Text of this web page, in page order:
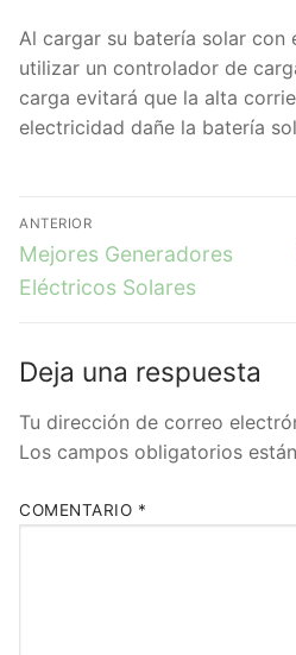
Al cargar su batería solar con
utilizar un controlador de
carga evitará que la alta
electricidad dañe la batería
ANTERIOR
Mejores Generadores
Eléctricos Solares
Deja una respuesta
Tu dirección de correo
Los campos obligatorios
COMENTARIO *